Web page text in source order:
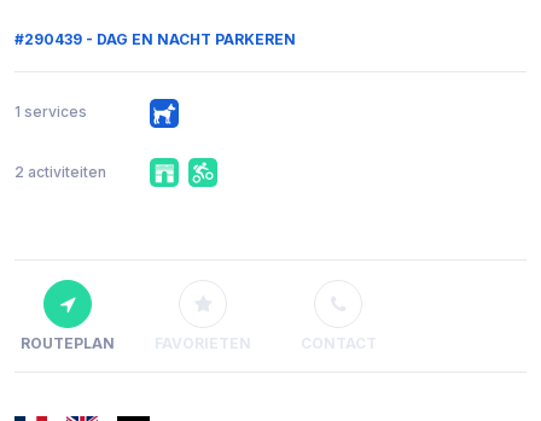
#290439 - DAG EN NACHT PARKEREN
1 services
2 activiteiten
ROUTEPLAN FAVORIETEN CONTACT